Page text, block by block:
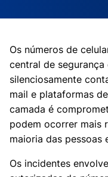
Os números de
central de
silenciosamente
mail e plataformas
camada é
podem ocorrer mais
maioria das pessoas
Os incidentes